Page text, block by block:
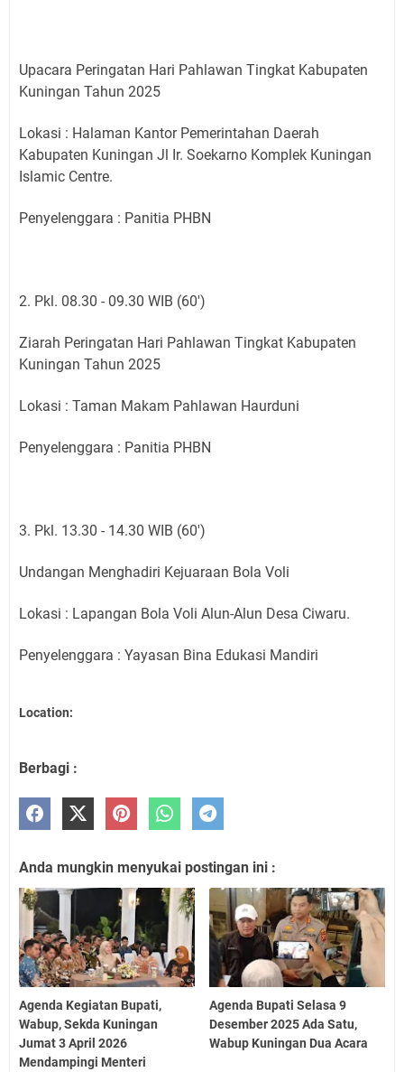
Upacara Peringatan Hari Pahlawan Tingkat Kabupaten
Kuningan Tahun 2025
Lokasi : Halaman Kantor Pemerintahan Daerah
Kabupaten Kuningan Jl Ir. Soekarno Komplek Kuningan
Islamic Centre.
Penyelenggara : Panitia PHBN
2. Pkl. 08.30 - 09.30 WIB (60')
Ziarah Peringatan Hari Pahlawan Tingkat Kabupaten
Kuningan Tahun 2025
Lokasi : Taman Makam Pahlawan Haurduni
Penyelenggara : Panitia PHBN
3. Pkl. 13.30 - 14.30 WIB (60')
Undangan Menghadiri Kejuaraan Bola Voli
Lokasi : Lapangan Bola Voli Alun-Alun Desa Ciwaru.
Penyelenggara : Yayasan Bina Edukasi Mandiri
Location:
Berbagi :
Anda mungkin menyukai postingan ini :
Agenda Kegiatan Bupati,
Wabup, Sekda Kuningan
Jumat 3 April 2026
Mendampingi Menteri
Agenda Bupati Selasa 9
Desember 2025 Ada Satu,
Wabup Kuningan Dua Acara